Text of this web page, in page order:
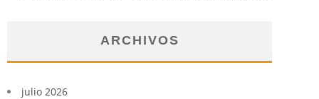
ARCHIVOS
julio 2026